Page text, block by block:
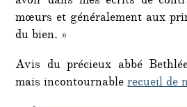
mœurs et généralement aux
du bien. »
Avis du précieux abbé
mais incontournablerecueil de